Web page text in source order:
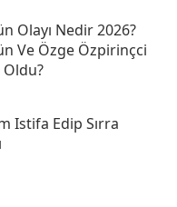
Olayı Nedir 2026?
Ve Özge Özpirinçci
Oldu?
Istifa Edip Sırra